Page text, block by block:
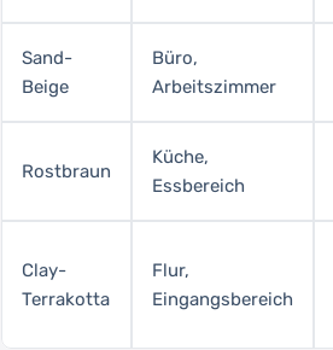
Sand-
Beige
Büro,
Arbeitszimmer
Rostbraun
Küche,
Essbereich
Clay-
Terrakotta
Flur,
Eingangsbereich